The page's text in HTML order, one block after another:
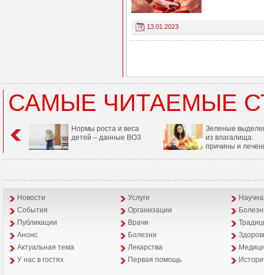
13.01.2023
САМЫЕ ЧИТАЕМЫЕ
Нормы роста и веса
детей – данные ВОЗ
Зеленые
из влагалища:
причины и
Новости Услуги
События
Организации
Публикации
Врачи
Анонс
Болезни
Aктуальная тема
Лекарства
У нас в гостях
Первая помощь